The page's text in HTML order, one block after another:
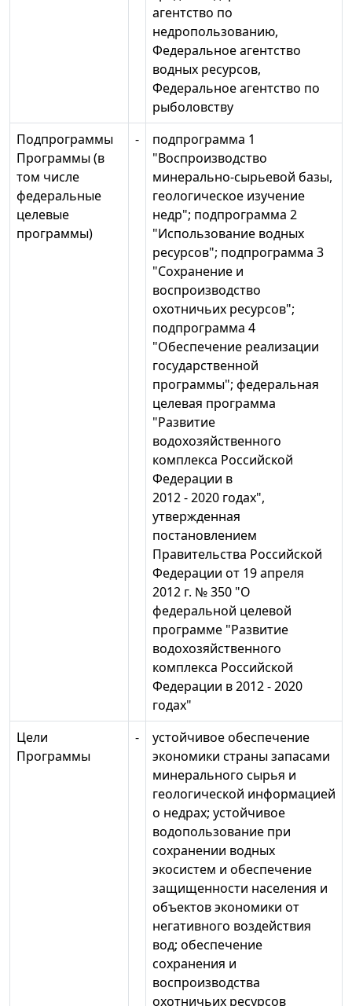
агентство по
недропользованию,
Федеральное агентство
водных ресурсов,
Федеральное агентство по
рыболовству
Подпрограммы
Программы (в
том числе
федеральные
целевые
программы)
-
подпрограмма 1
"Воспроизводство
минерально-сырьевой базы,
геологическое изучение
недр"; подпрограмма 2
"Использование водных
ресурсов"; подпрограмма 3
"Сохранение и
воспроизводство
охотничьих ресурсов";
подпрограмма 4
"Обеспечение реализации
государственной
программы"; федеральная
целевая программа
"Развитие
водохозяйственного
комплекса Российской
Федерации в
2012 - 2020 годах",
утвержденная
постановлением
Правительства Российской
Федерации от 19 апреля
2012 г. № 350 "О
федеральной целевой
программе "Развитие
водохозяйственного
комплекса Российской
Федерации в 2012 - 2020
годах"
Цели
Программы
-
устойчивое обеспечение
экономики страны запасами
минерального сырья и
геологической информацией
о недрах; устойчивое
водопользование при
сохранении водных
экосистем и обеспечение
защищенности населения и
объектов экономики от
негативного воздействия
вод; обеспечение
сохранения и
воспроизводства
охотничьих ресурсов